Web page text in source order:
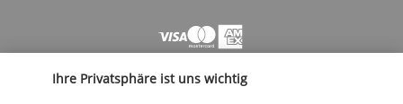
Ihre Privatsphäre ist uns wichtig